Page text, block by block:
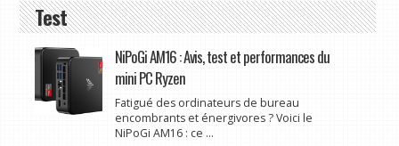
Test
NiPoGi AM16 : Avis, test et performances du
mini PC Ryzen
Fatigué des ordinateurs de bureau
encombrants et énergivores ? Voici le
NiPoGi AM16 : ce ...